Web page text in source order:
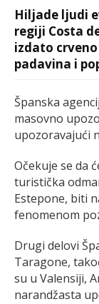
Hiljade ljudi
regiji Costa
izdato
padavina i
Španska
masovno
upozoravajući
Očekuje se da
turistička
Estepone, biti
fenomenom
Drugi delovi
Taragone,
su u Valensiji,
narandžasta